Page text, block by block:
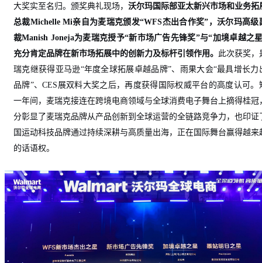
大奖实至名归。颁奖典礼现场， 沃尔玛国际部亚太新兴市场和业务拓
总裁Michelle Mi亲自为麦瑞克颁发“WFS杰出合作奖”，沃尔玛高级
裁Manish Joneja为麦瑞克授予“新市场广告先锋奖”与“加境卓越之
充分肯定品牌在新市场拓展中的创新力及标杆引领作用。 此次获奖，
瑞克继获得亚马逊“年度全球拓展卓越品牌”、雨果大会“最具增长力
品牌”、CES展双料大奖之后，再度获得国际权威平台的高度认可。
一年间，麦瑞克接连在跨境电商领域与全球消费电子舞台上摘得桂冠
分彰显了麦瑞克品牌从产品创新到全球运营的全链路竞争力，也印证
国运动科技品牌通过持续深耕与高质量出海，正在国际舞台赢得越来
的话语权。